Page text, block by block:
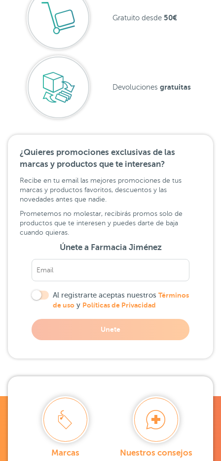
Gratuito desde 50€
Devoluciones gratuitas
¿Quieres promociones exclusivas de las
marcas y productos que te interesan?
Recibe en tu email las mejores promociones de tus
marcas y productos favoritos, descuentos y las
novedades antes que nadie.
Prometemos no molestar, recibirás promos solo de
productos que te interesen y puedes darte de baja
cuando quieras.
Únete a Farmacia Jiménez
Al registrarte aceptas nuestros Términos
de uso y Políticas de Privacidad
Unete
Marcas Nuestros consejos